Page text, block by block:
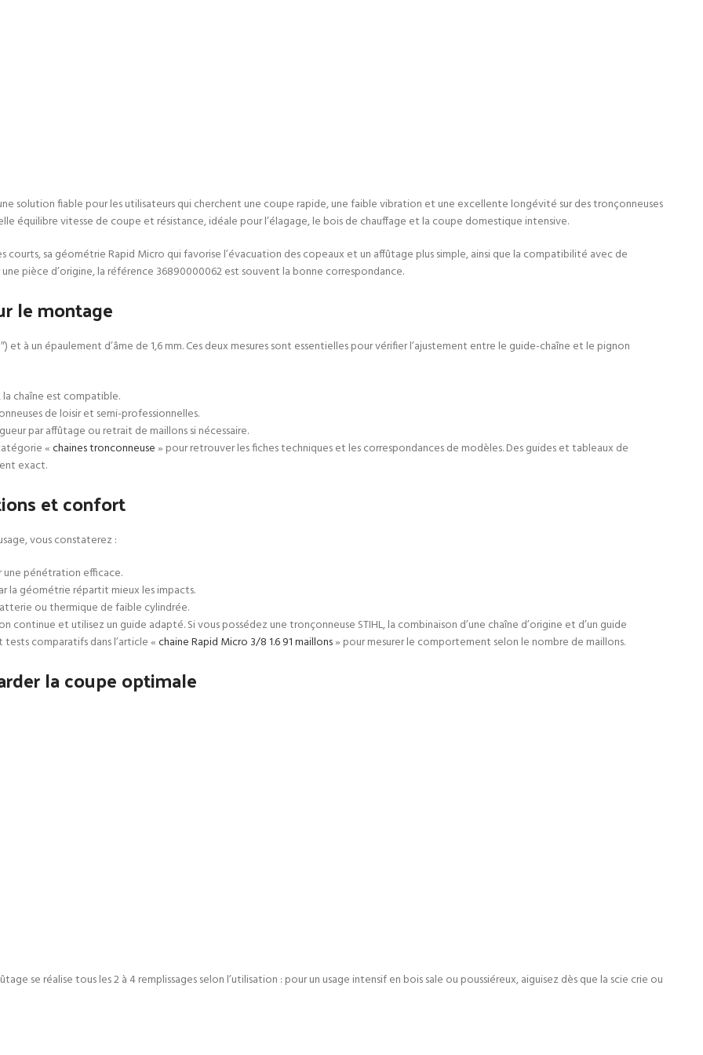
une solution fiable pour les utilisateurs qui cherchent une coupe rapide, une faible vibration et une excellente longévité sur des tronçonneuses
équilibre vitesse de coupe et résistance, idéale pour l’élagage, le bois de chauffage et la coupe domestique intensive.
courts, sa géométrie Rapid Micro qui favorise l’évacuation des copeaux et un affûtage plus simple, ainsi que la compatibilité avec de
pièce d’origine, la référence 36890000062 est souvent la bonne correspondance.
le montage
à un épaulement d’âme de 1,6 mm. Ces deux mesures sont essentielles pour vérifier l’ajustement entre le guide-chaîne et le pignon
chaîne est compatible.
de loisir et semi-professionnelles.
par affûtage ou retrait de maillons si nécessaire.
«chaines tronconneuse» pour retrouver les fiches techniques et les correspondances de modèles. Des guides et tableaux de
exact.
et confort
vous constaterez :
pénétration efficace.
la géométrie répartit mieux les impacts.
ou thermique de faible cylindrée.
et utilisez un guide adapté. Si vous possédez une tronçonneuse STIHL, la combinaison d’une chaîne d’origine et d’un guide
comparatifs dans l’article «chaine Rapid Micro 3/8 1.6 91 maillons» pour mesurer le comportement selon le nombre de maillons.
la coupe optimale
se réalise tous les 2 à 4 remplissages selon l’utilisation : pour un usage intensif en bois sale ou poussiéreux, aiguisez dès que la scie crie ou